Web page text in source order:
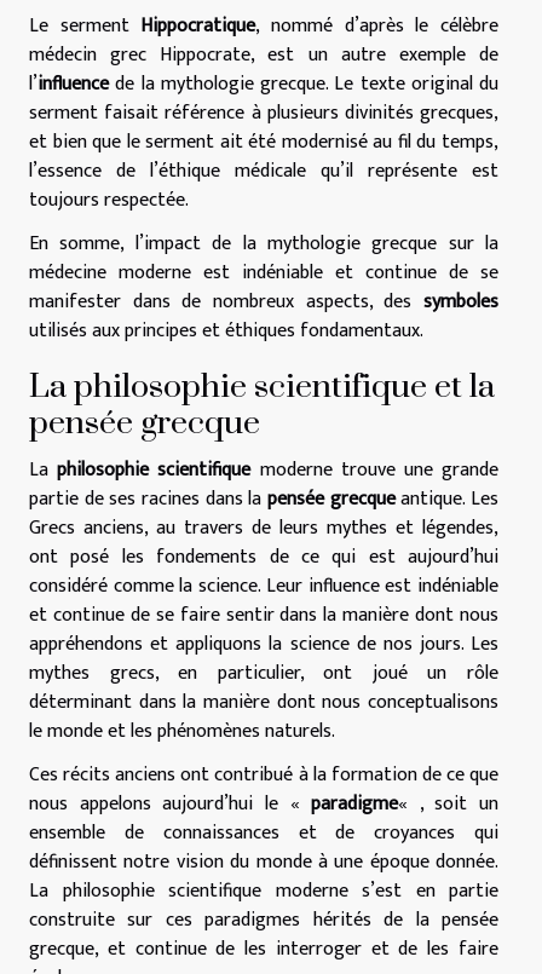
Le serment Hippocratique, nommé d’après le célèbre
médecin grec Hippocrate, est un autre exemple de
l’influencede la mythologie grecque. Le texte original du
serment faisait référence à plusieurs divinités grecques,
et bien que le serment ait été modernisé au fil du temps,
l’essence de l’éthique médicale qu’il représente est
toujours respectée.
En somme, l’impact de la mythologie grecque sur la
médecine moderne est indéniable et continue de se
manifester dans de nombreux aspects, des symboles
utilisés aux principes et éthiques fondamentaux.
La philosophie scientifique et la
pensée grecque
Laphilosophie scientifiquemoderne trouve une grande
partie de ses racines dans lapensée grecqueantique. Les
Grecs anciens, au travers de leurs mythes et légendes,
ont posé les fondements de ce qui est aujourd’hui
considéré comme la science. Leur influence est indéniable
et continue de se faire sentir dans la manière dont nous
appréhendons et appliquons la science de nos jours. Les
mythes grecs, en particulier, ont joué un rôle
déterminant dans la manière dont nous conceptualisons
le monde et les phénomènes naturels.
Ces récits anciens ont contribué à la formation de ce que
nous appelons aujourd’hui le «paradigme« , soit un
ensemble de connaissances et de croyances qui
définissent notre vision du monde à une époque donnée.
La philosophie scientifique moderne s’est en partie
construite sur ces paradigmes hérités de la pensée
grecque, et continue de les interroger et de les faire